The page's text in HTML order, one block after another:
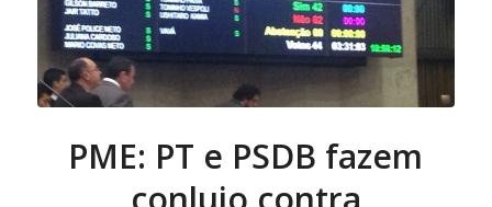
PME: PT e PSDB fazem